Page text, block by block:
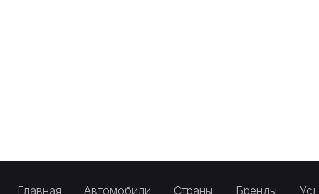
Главная Автомобили Страны Бренды